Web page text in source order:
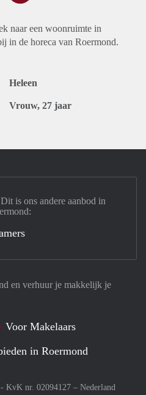
naar een woonruimte in
in de horeca van Roermond.
Heleen
Vrouw, 27 jaar
en verhuur je makkelijk je
Voor Makelaars
in Roermond
KvK nr. 02094127 – Nederland
is ons andere aanbod in